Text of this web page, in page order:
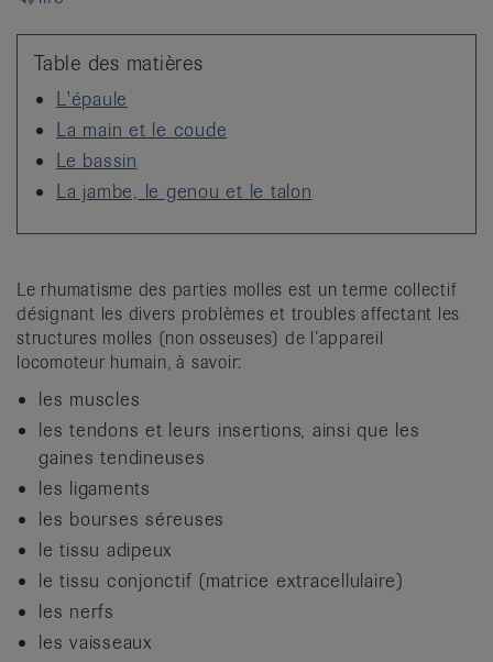
Table des matières
L'épaule
La main et le coude
Le bassin
La jambe, le genou et le talon
Le rhumatisme des parties molles est un terme collectif
désignant les divers problèmes et troubles affectant les
structures molles (non osseuses) de l’appareil
locomoteur humain, à savoir:
les muscles
les tendons et leurs insertions, ainsi que les
gaines tendineuses
les ligaments
les bourses séreuses
le tissu adipeux
le tissu conjonctif (matrice extracellulaire)
les nerfs
les vaisseaux